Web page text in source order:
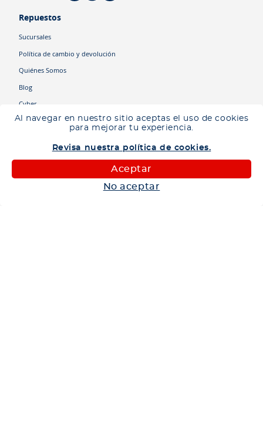
Al navegar en nuestro sitio aceptas el uso de cookies
para mejorar tu experiencia.
Revisa nuestra política de cookies.
Aceptar
No aceptar
Repuestos
Sucursales
Política de cambio y devolución
Quiénes Somos
Blog
Cyber